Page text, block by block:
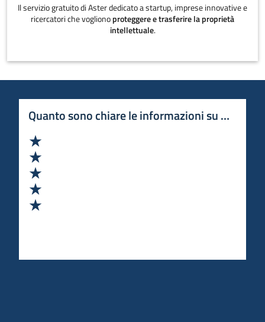
Il servizio gratuito di Aster dedicato a startup, imprese innovative e
ricercatori che voglionoproteggere e trasferire la proprietà
intellettuale.
Quanto sono chiare le informazioni su questa